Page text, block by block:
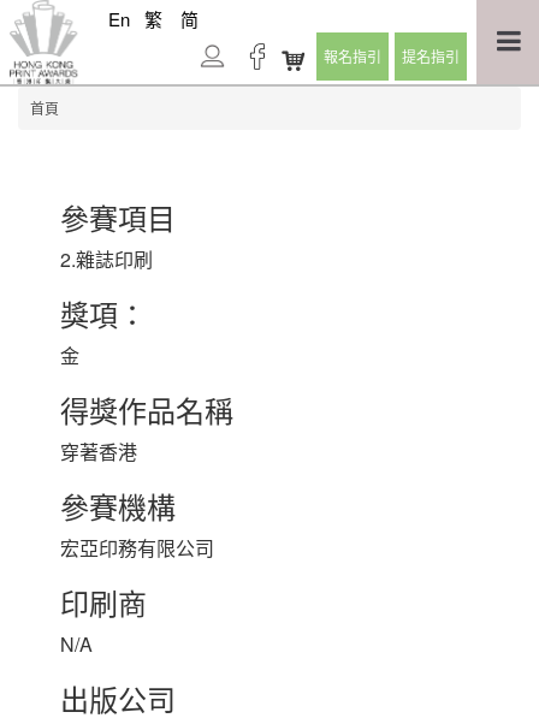
En 繁 简
報名指引 提名指引
首頁
參賽項目
2.雜誌印刷
獎項：
金
得獎作品名稱
穿著香港
參賽機構
宏亞印務有限公司
印刷商
N/A
出版公司